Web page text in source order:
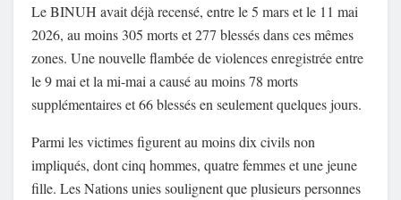
Le BINUH avait déjà recensé, entre le 5 mars et le 11 mai
2026, au moins 305 morts et 277 blessés dans ces mêmes
zones. Une nouvelle flambée de violences enregistrée entre
le 9 mai et la mi-mai a causé au moins 78 morts
supplémentaires et 66 blessés en seulement quelques jours.
Parmi les victimes figurent au moins dix civils non
impliqués, dont cinq hommes, quatre femmes et une jeune
fille. Les Nations unies soulignent que plusieurs personnes